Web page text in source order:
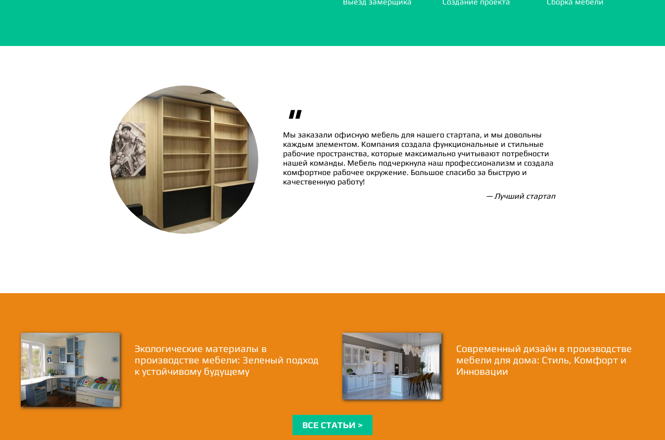
"
Мы заказали офисную мебель для нашего стартапа, и мы довольны
каждым элементом. Компания создала функциональные и стильные
рабочие пространства, которые максимально учитывают потребности
нашей команды. Мебель подчеркнула наш профессионализм и создала
комфортное рабочее окружение. Большое спасибо за быструю и
качественную работу!
— Лучший стартап
Экологические материалы в
производстве мебели: Зеленый подход
к устойчивому будущему
Современный дизайн в производстве
мебели для дома: Стиль, Комфорт и
Инновации
ВСЕ СТАТЬИ >